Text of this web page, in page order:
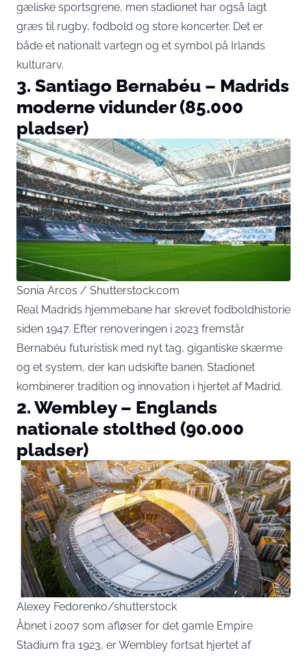
gæliske sportsgrene, men stadionet har også lagt
græs til rugby, fodbold og store koncerter. Det er
både et nationalt vartegn og et symbol på Irlands
kulturarv.
3. Santiago Bernabéu – Madrids
moderne vidunder (85.000
pladser)
Sonia Arcos / Shutterstock.com
Real Madrids hjemmebane har skrevet fodboldhistorie
siden 1947. Efter renoveringen i 2023 fremstår
Bernabéu futuristisk med nyt tag, gigantiske skærme
og et system, der kan udskifte banen. Stadionet
kombinerer tradition og innovation i hjertet af Madrid.
2. Wembley – Englands
nationale stolthed (90.000
pladser)
Alexey Fedorenko/shutterstock
Åbnet i 2007 som afløser for det gamle Empire
Stadium fra 1923, er Wembley fortsat hjertet af